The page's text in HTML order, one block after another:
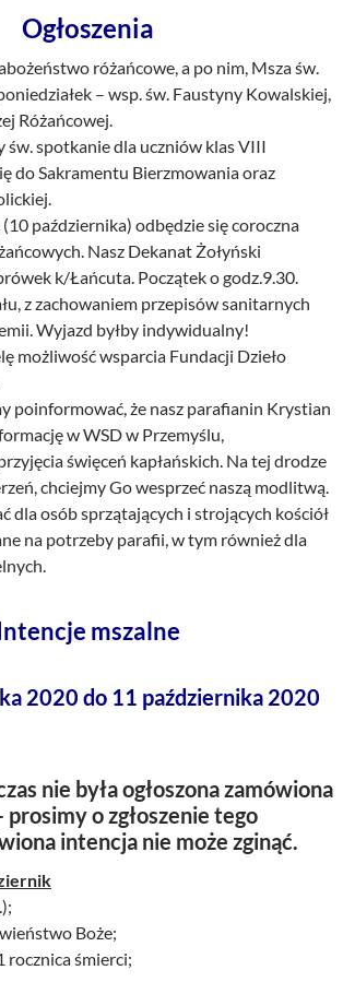
Ogłoszenia
różańcowe, a po nim, Msza św.
– wsp. św. Faustyny Kowalskiej,
Różańcowej.
św. spotkanie dla uczniów klas VIII
do Sakramentu Bierzmowania oraz
października) odbędzie się coroczna
Nasz Dekanat Żołyński
k/Łańcuta. Początek o godz.9.30.
z zachowaniem przepisów sanitarnych
Wyjazd byłby indywidualny!
możliwość wsparcia Fundacji Dzieło
poinformować, że nasz parafianin Krystian
w WSD w Przemyślu,
święceń kapłańskich. Na tej drodze
chciejmy Go wesprzeć naszą modlitwą.
dla osób sprzątających i strojących kościół
na potrzeby parafii, w tym również dla
mszalne
2020 do 11 października 2020
nie była ogłoszona zamówiona
prosimy o zgłoszenie tego
intencja nie może zginąć.
Boże;
rocznica śmierci;